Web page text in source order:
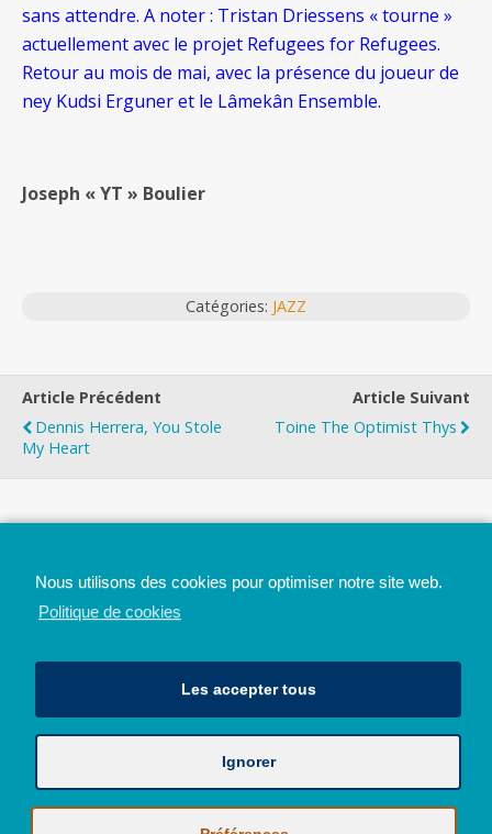
sans attendre. A noter : Tristan Driessens « tourne »
actuellement avec le projet Refugees for Refugees.
Retour au mois de mai, avec la présence du joueur de
ney Kudsi Erguner et le Lâmekân Ensemble.
Joseph « YT » Boulier
Catégories: JAZZ
Article Précédent
Dennis Herrera, You Stole
My Heart
Article Suivant
Toine The Optimist Thys
Avec le soutien de la Province de Liège
© 2026 - Tous droits réservés - JazzMania
Politique en matière de confidentialité et de vie privée
Nous utilisons des cookies pour optimiser notre site web.
Politique de cookies
Les accepter tous
Ignorer